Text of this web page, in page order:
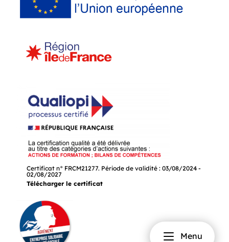
Menu
Certificat n° FRCM21277. Période de validité : 03/08/2024 -
02/08/2027
Télécharger le certificat